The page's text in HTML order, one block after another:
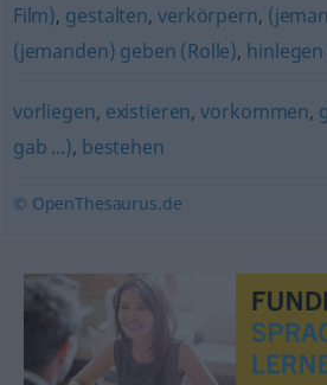
Film), gestalten,verkörpern,
(jemanden) geben (Rolle),
vorliegen, existieren,vorkommen,
gab ...), bestehen
© OpenThesaurus.de